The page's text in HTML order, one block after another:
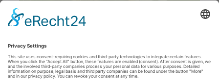
Kurpark 3.0 - Kurparkführung mit Gäste-Begrüssung, jeden